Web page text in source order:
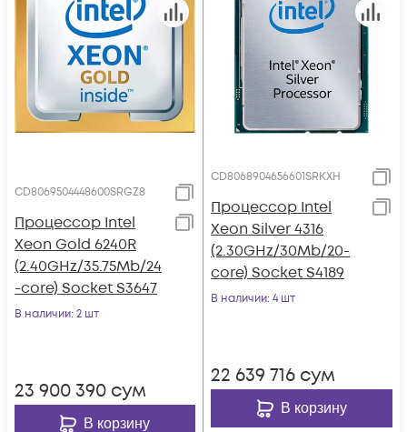
CD8069504448600SRGZ8
Процессор Intel
Xeon Gold 6240R
(2.40GHz/35.75Mb/24
-core) Socket S3647
В наличии: 2 шт
23 900 390 сум
В корзину
CD8068904656601SRKXH
Процессор Intel
Xeon Silver 4316
(2.30GHz/30Mb/20-
core) Socket S4189
В наличии: 4 шт
22 639 716 сум
В корзину